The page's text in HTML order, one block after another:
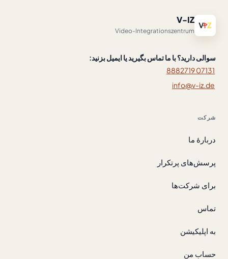
V-IZ
Video-Integrationszentrum
سوالی دارید؟ با ما تماس بگیرید یا ایمیل بزنید:
07131 8882719
info@v-iz.de
شرکت
دربارهٔ ما
پرسش‌های پرتکرار
برای شرکت‌ها
تماس
به اپلیکیشن
حساب من